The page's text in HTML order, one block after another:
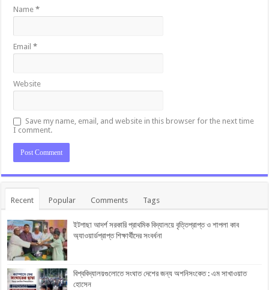
Name*
Email*
Website
Save my name, email, and website in this browser for the next time
I comment.
Recent Popular Comments Tags
ইটগাছা আদর্শ সরকারি প্রাথমিক বিদ্যালয়ে বৃত্তিপ্রাপ্ত ও শাপলা কাব
অ্যাওয়ার্ডপ্রাপ্ত শিক্ষার্থীদের সংবর্ধনা
বিশ্ববিদ্যালয়গুলোতে সংঘাত দেশের জন্য অশনিসংকেত : এম সাখাওয়াত
হোসেন